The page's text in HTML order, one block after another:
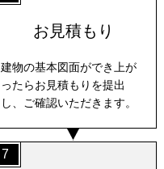
お見積もり
建物の基本図面ができ上が
ったらお見積もりを提出
し、ご確認いただきます。
7